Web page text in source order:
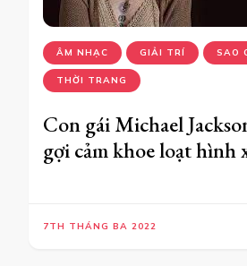
ÂM NHẠC GIẢI TRÍ SAO
THỜI TRANG
Con gái Michael
gợi cảm khoe loạt hình
7TH THÁNG BA 2022